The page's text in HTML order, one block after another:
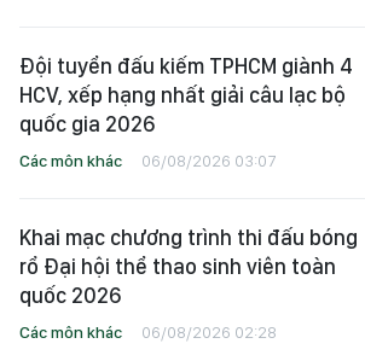
Đội tuyển đấu kiếm TPHCM giành 4
HCV, xếp hạng nhất giải câu lạc bộ
quốc gia 2026
Các môn khác 06/08/2026 03:07
Khai mạc chương trình thi đấu bóng
rổ Đại hội thể thao sinh viên toàn
quốc 2026
Các môn khác 06/08/2026 02:28